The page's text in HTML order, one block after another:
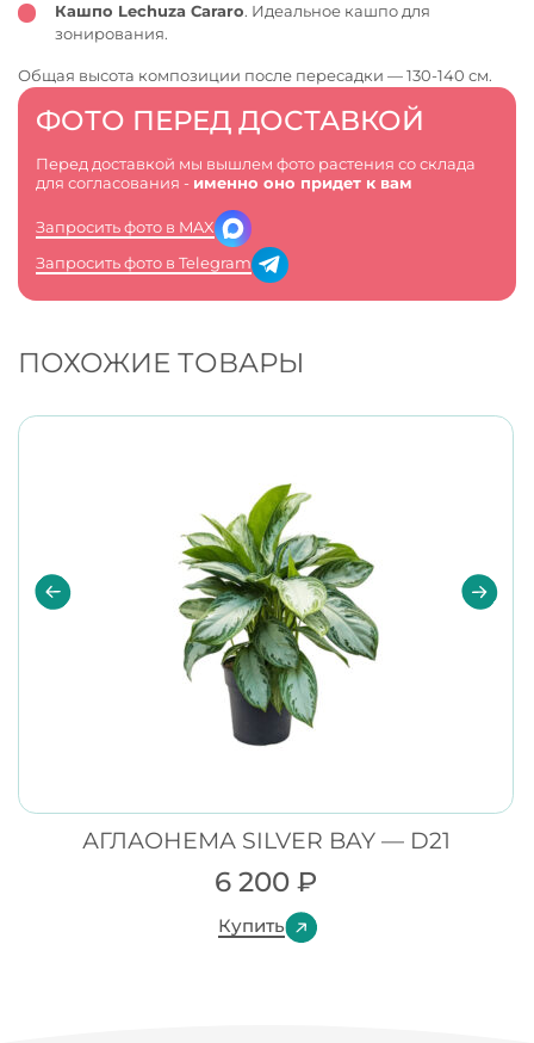
ФОТО ПЕРЕД ДОСТАВКОЙ
Перед доставкой мы вышлем фото растения со склада
для согласования - именно оно придет к вам
Запросить фото в MAX
Запросить фото в Telegram
Кашпо Lechuza Cararo. Идеальное кашпо для
зонирования.
Общая высота композиции после пересадки — 130-140 см.
ПОХОЖИЕ ТОВАРЫ
АГЛАОНЕМА SILVER BAY — D21
6 200₽
Купить